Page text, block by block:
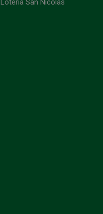
Lotería San Nicolás